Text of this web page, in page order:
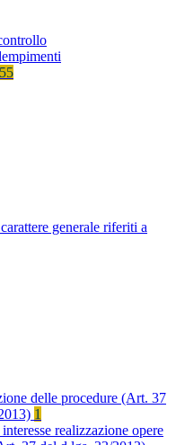
generale riferiti a
delle procedure (Art. 37
1
realizzazione opere